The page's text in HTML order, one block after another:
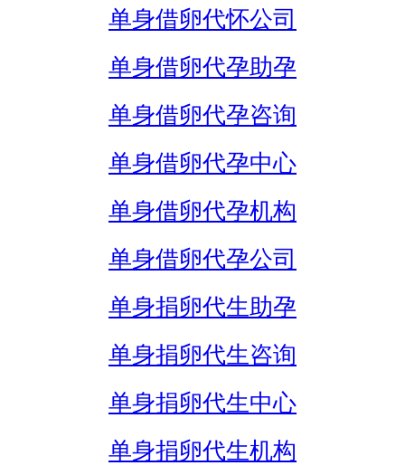
单身借卵代怀公司
单身借卵代孕助孕
单身借卵代孕咨询
单身借卵代孕中心
单身借卵代孕机构
单身借卵代孕公司
单身捐卵代生助孕
单身捐卵代生咨询
单身捐卵代生中心
单身捐卵代生机构